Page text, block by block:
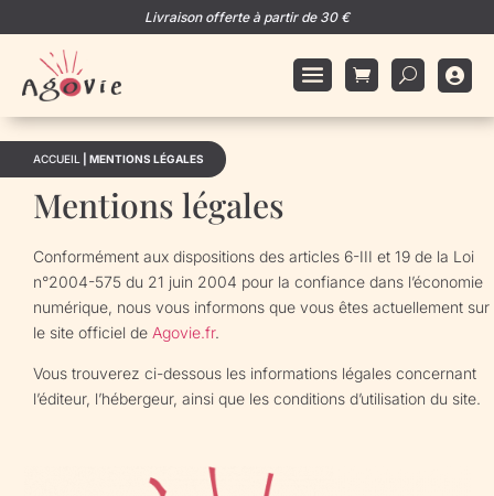
Livraison offerte à partir de 30 €

ACCUEIL MENTIONS LÉGALES
Mentions légales
Conformément aux dispositions des articles 6-III et 19 de la Loi
n°2004-575 du 21 juin 2004 pour la confiance dans l’économie
numérique, nous vous informons que vous êtes actuellement sur
le site officiel de Agovie.fr.
Vous trouverez ci-dessous les informations légales concernant
l’éditeur, l’hébergeur, ainsi que les conditions d’utilisation du site.